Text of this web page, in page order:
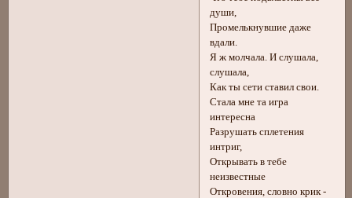
души,
Промелькнувшие даже
вдали.
Я ж молчала. И слушала,
слушала,
Как ты сети ставил свои.
Стала мне та игра
интересна
Разрушать сплетения
интриг,
Открывать в тебе
неизвестные
Откровения, словно крик -